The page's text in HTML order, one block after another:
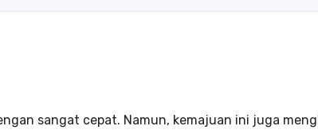
sangat cepat. Namun, kemajuan ini juga